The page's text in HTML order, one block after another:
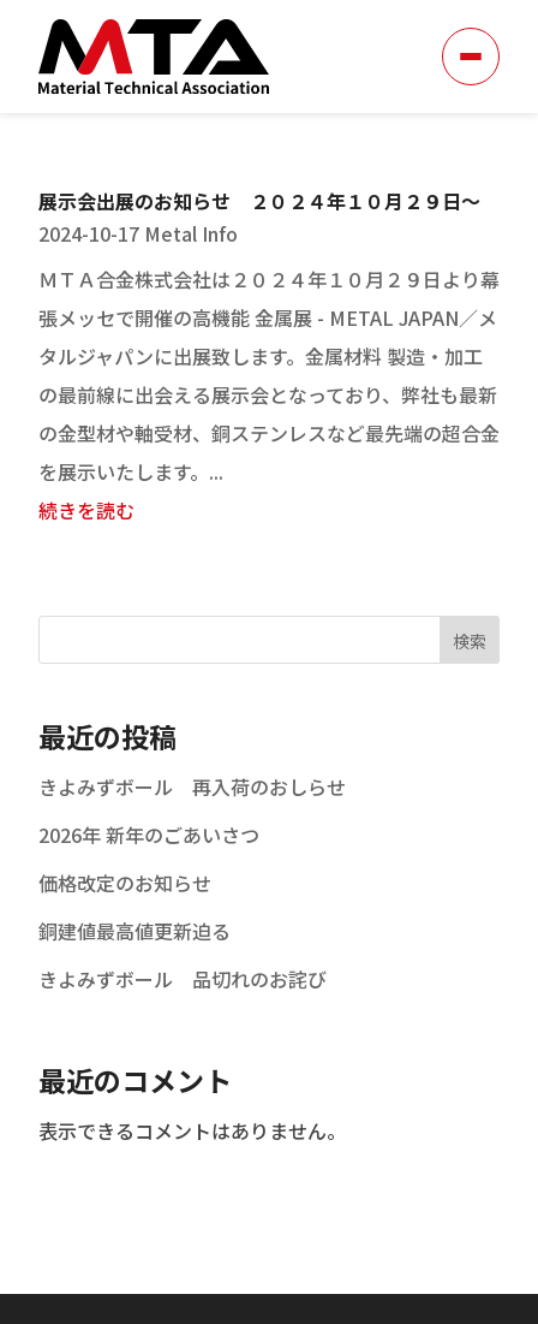
展示会出展のお知らせ ２０２４年１０月２９日～
2024-10-17 Metal Info
ＭＴＡ合金株式会社は２０２４年１０月２９日より幕
張メッセで開催の高機能 金属展 - METAL JAPAN／メ
タルジャパンに出展致します。金属材料 製造・加工
の最前線に出会える展示会となっており、弊社も最新
の金型材や軸受材、銅ステンレスなど最先端の超合金
を展示いたします。...
続きを読む
検索
最近の投稿
きよみずボール 再入荷のおしらせ
2026年 新年のごあいさつ
価格改定のお知らせ
銅建値最高値更新迫る
きよみずボール 品切れのお詫び
最近のコメント
表示できるコメントはありません。